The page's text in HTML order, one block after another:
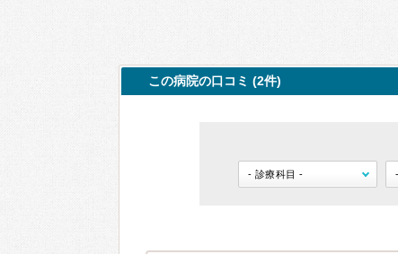
この病院の口コミ (2件)